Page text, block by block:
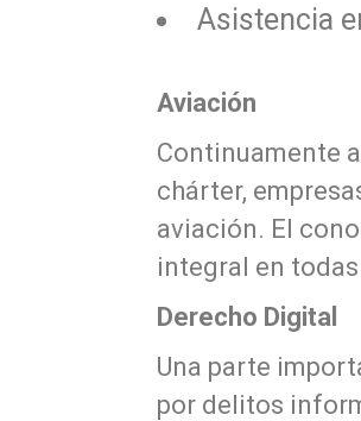
Asistencia
Aviación
Continuamente
chárter,
aviación. El
integral en
Derecho Digital
Una parte
por delitos